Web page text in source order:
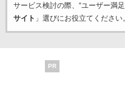
サービス検討の際、“ユーザー満
サイト 」選びにお役立てください。
PR